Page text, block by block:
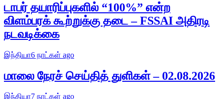
டாபர் தயாரிப்புகளில் “100%” என்ற
விளம்பரக் கூற்றுக்கு தடை – FSSAI அதிரடி
நடவடிக்கை
இந்தியா6 நாட்கள் ago
மாலை நேரச் செய்தித் துளிகள் – 02.08.2026
இந்தியா7 நாட்கள் ago